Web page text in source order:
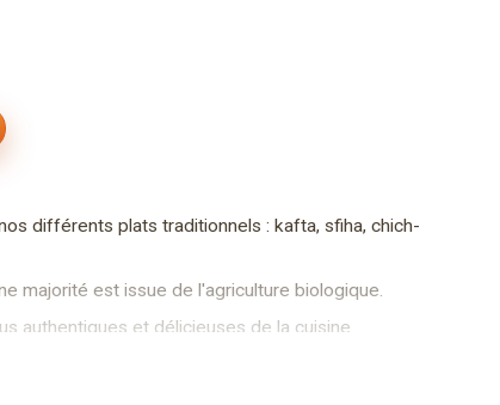
différents plats traditionnels : kafta, sfiha, chich-
majorité est issue de l'agriculture biologique.
authentiques et délicieuses de la cuisine